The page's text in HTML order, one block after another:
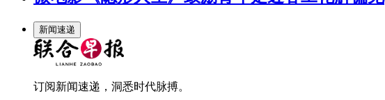
新闻速递
订阅新闻速递，洞悉时代脉搏。